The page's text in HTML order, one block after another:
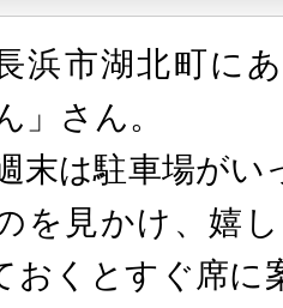
浜市湖北町に
」さん。
末は駐車場がい
を見かけ、嬉
おくとすぐ席に